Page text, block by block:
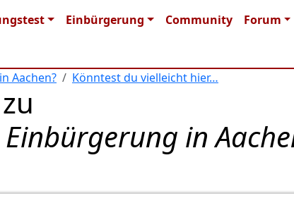
Einbürgerung Community
Forum
Aachen? Könntest du vielleicht hier…
in